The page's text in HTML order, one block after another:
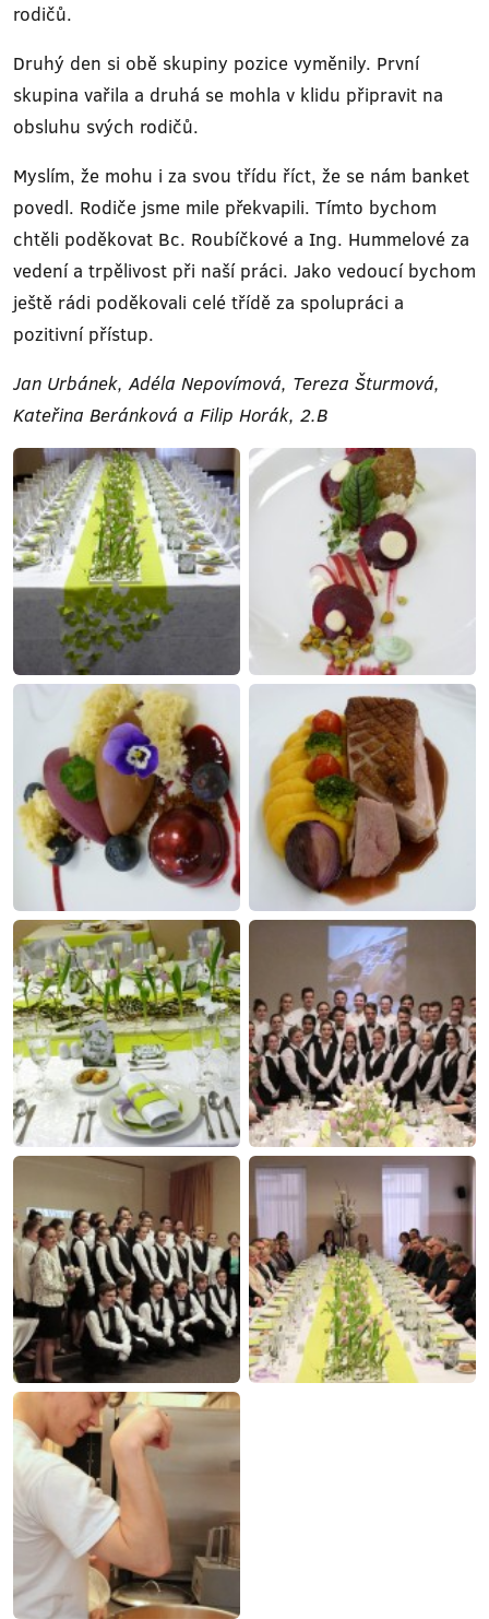
rodičů.
Druhý den si obě skupiny pozice vyměnily. První
skupina vařila a druhá se mohla v klidu připravit na
obsluhu svých rodičů.
Myslím, že mohu i za svou třídu říct, že se nám banket
povedl. Rodiče jsme mile překvapili. Tímto bychom
chtěli poděkovat Bc. Roubíčkové a Ing. Hummelové za
vedení a trpělivost při naší práci. Jako vedoucí bychom
ještě rádi poděkovali celé třídě za spolupráci a
pozitivní přístup.
Jan Urbánek, Adéla Nepovímová, Tereza Šturmová,
Kateřina Beránková a Filip Horák, 2.B